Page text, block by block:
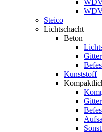
Steico
Lichtschacht
Beton
Kunststoff